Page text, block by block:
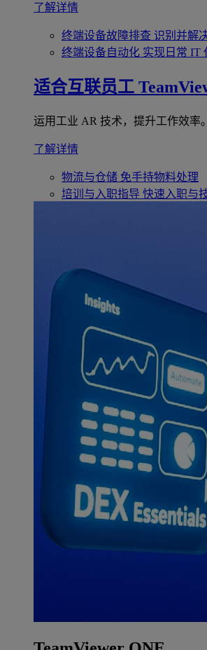
了解详情
终端设备故障排查 识别并解
终端设备自动化 实现日常 IT
适合互联员工
运用工业 AR 技术，提升工作效率。
了解详情
物流与仓储 免手持物料处理
培训与入职指导 快速入职与